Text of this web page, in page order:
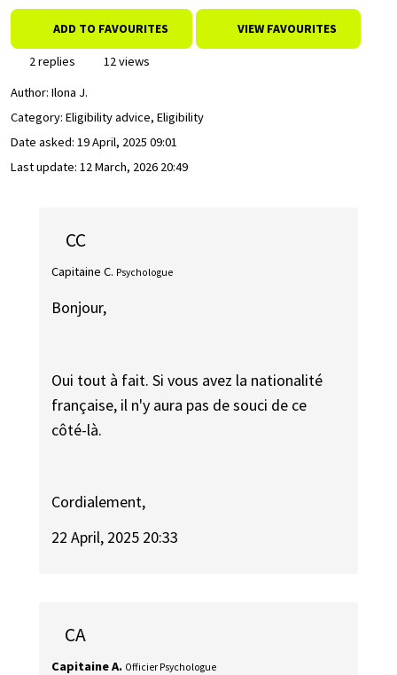
ADD TO FAVOURITES VIEW FAVOURITES
2 replies
12 views
Author: Ilona J.
Category: Eligibility advice, Eligibility
Date asked: 19 April, 2025 09:01
Last update: 12 March, 2026 20:49
CC
Capitaine C. Psychologue
Bonjour,
Oui tout à fait. Si vous avez la nationalité
française, il n'y aura pas de souci de ce
côté-là. ​
Cordialement,
22 April, 2025 20:33
CA
Capitaine A. Officier Psychologue